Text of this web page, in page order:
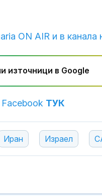
ON AIR и в канала
източници в Google
ТУК
Иран Израел